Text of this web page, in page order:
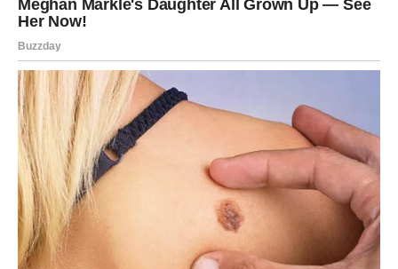
Njezin je odgoj odigrao značajnu ulogu u oblikovanju njezinih
temeljnih načela i nepokolebljive predanosti marljivosti,
ostavivši trajan utjecaj na njezinu odabranu profesionalnu
putanju. S nepunih 19 godina u Radu se u životu dogodio
mučan događaj: prerana smrt majke Mirjane, koja je podlegla
teškoj bolesti. Ova duboka tragedija ostavila je trajan trag, ali
uz nepokolebljivu podršku svoje sestre Maje i svog oca, otkrila
je otpornost da ustraje i izađe kao pobjednica.